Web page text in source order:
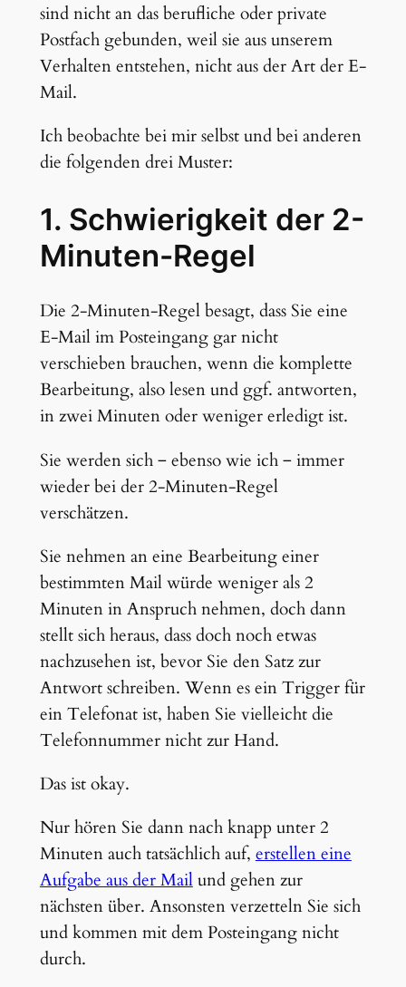
sind nicht an das berufliche oder private
Postfach gebunden, weil sie aus unserem
Verhalten entstehen, nicht aus der Art der E-
Mail.
Ich beobachte bei mir selbst und bei anderen
die folgenden drei Muster:
1. Schwierigkeit der 2-
Minuten-Regel
Die 2-Minuten-Regel besagt, dass Sie eine
E-Mail im Posteingang gar nicht
verschieben brauchen, wenn die komplette
Bearbeitung, also lesen und ggf. antworten,
in zwei Minuten oder weniger erledigt ist.
Sie werden sich ‒ ebenso wie ich ‒ immer
wieder bei der 2-Minuten-Regel
verschätzen.
Sie nehmen an eine Bearbeitung einer
bestimmten Mail würde weniger als 2
Minuten in Anspruch nehmen, doch dann
stellt sich heraus, dass doch noch etwas
nachzusehen ist, bevor Sie den Satz zur
Antwort schreiben. Wenn es ein Trigger für
ein Telefonat ist, haben Sie vielleicht die
Telefonnummer nicht zur Hand.
Das ist okay.
Nur hören Sie dann nach knapp unter 2
Minuten auch tatsächlich auf, erstellen eine
Aufgabe aus der Mailund gehen zur
nächsten über. Ansonsten verzetteln Sie sich
und kommen mit dem Posteingang nicht
durch.